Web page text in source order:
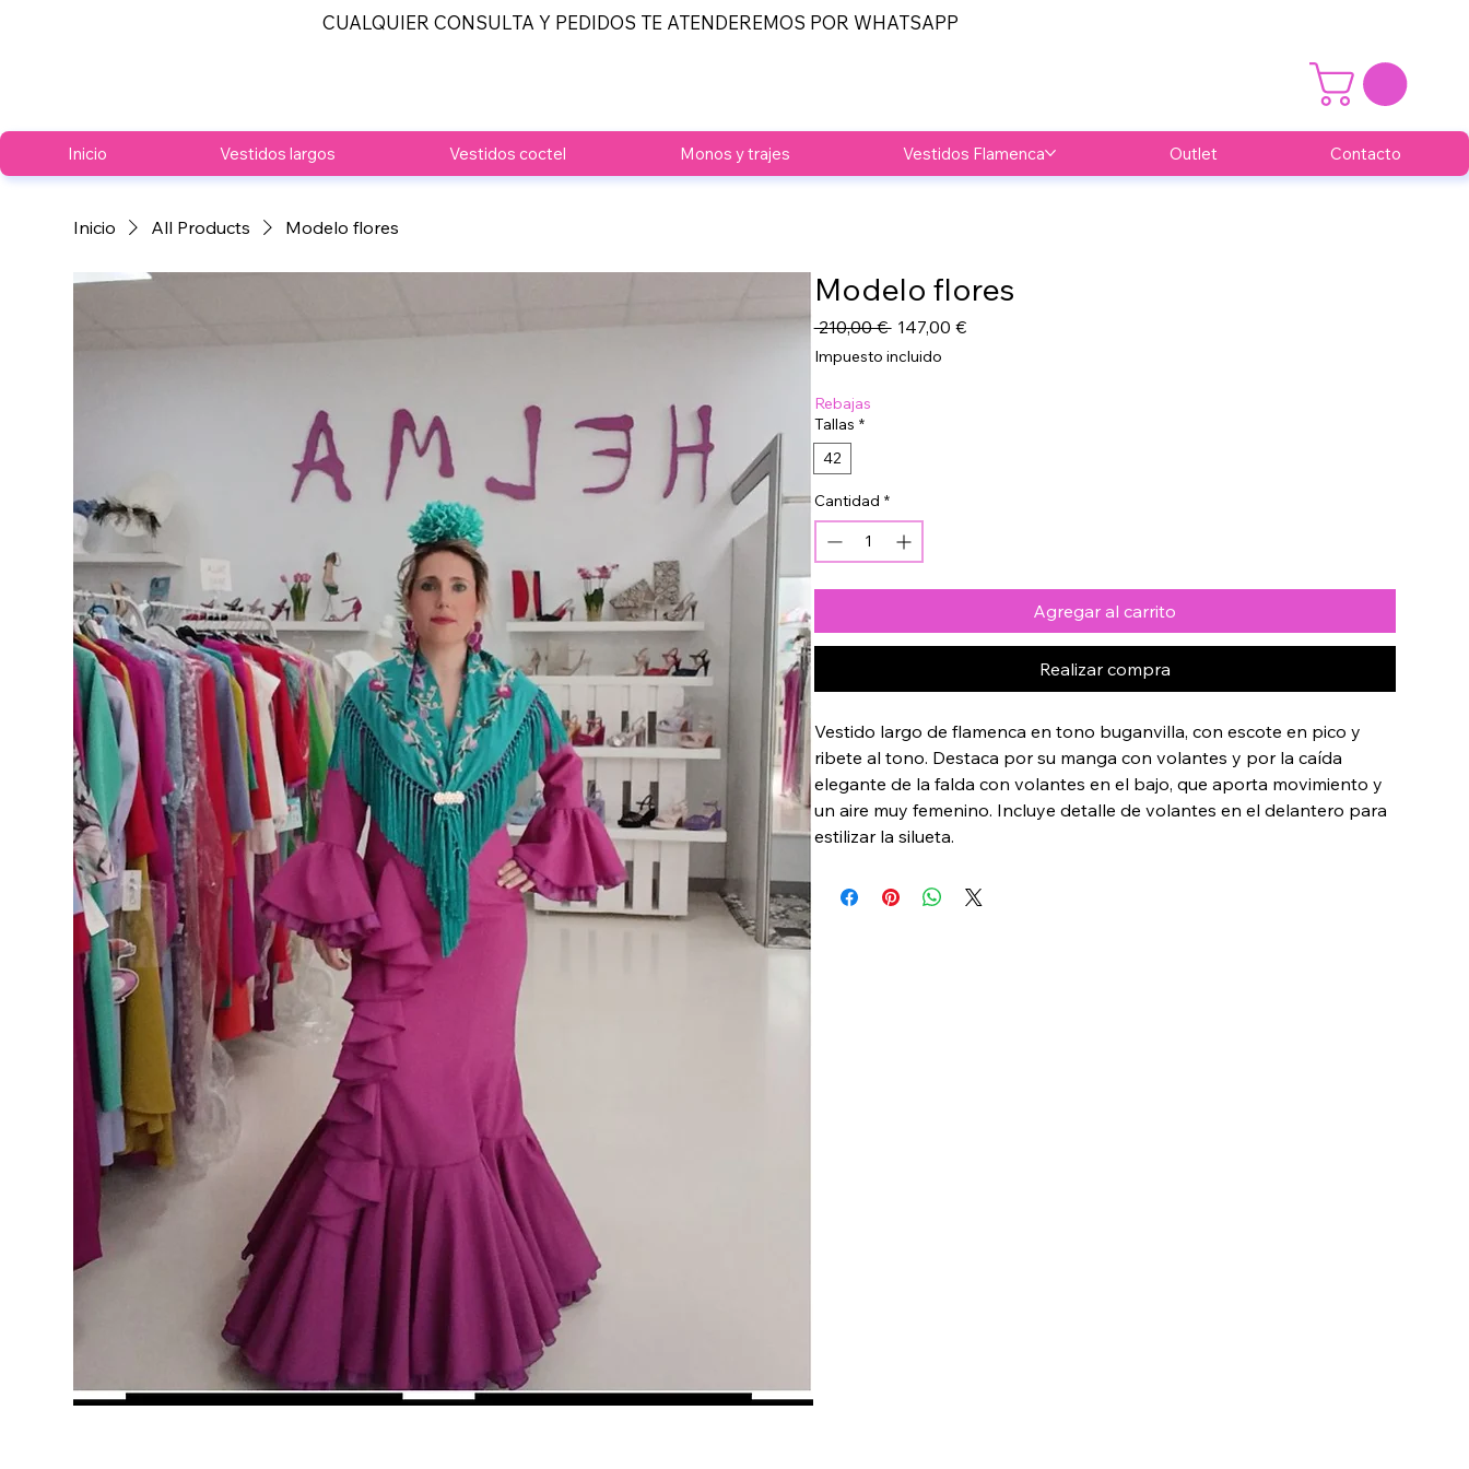
CUALQUIER CONSULTA Y PEDIDOS TE ATENDEREMOS POR WHATSAPP
Inicio Vestidos largos Vestidos coctel Monos y trajes Vestidos Flamenca Outlet Contacto
Inicio All Products Modelo flores
Modelo flores
210,00 € Precio
147,00 €Precio
Impuesto incluido
Rebajas
Tallas *
42
Cantidad *
Agregar al carrito
Realizar compra
Vestido largo de flamenca en tono buganvilla, con escote en pico y
ribete al tono. Destaca por su manga con volantes y por la caída
elegante de la falda con volantes en el bajo, que aporta movimiento y
un aire muy femenino. Incluye detalle de volantes en el delantero para
estilizar la silueta.